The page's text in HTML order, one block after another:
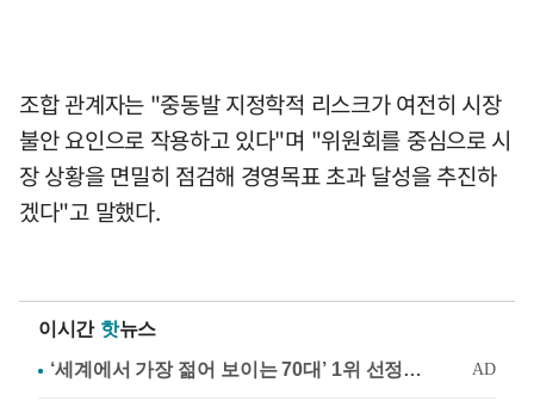
조합 관계자는 "중동발 지정학적 리스크가 여전히 시장
불안 요인으로 작용하고 있다"며 "위원회를 중심으로 시
장 상황을 면밀히 점검해 경영목표 초과 달성을 추진하
겠다"고 말했다.
이시간 핫뉴스